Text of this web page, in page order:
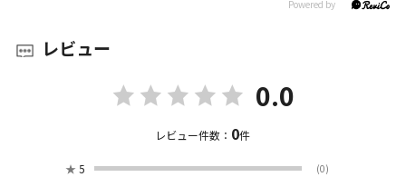
レビュー
0.0
レビュー件数： 0件
★ 5 (0)